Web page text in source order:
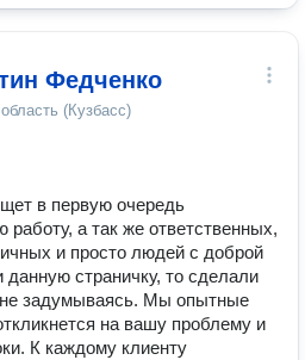
Федченко
(Кузбасс)
в первую очередь
работу, а так же ответственных,
и просто людей с доброй
страничку, то сделали
не задумываясь. Мы опытные
на вашу проблему и
К каждому клиенту